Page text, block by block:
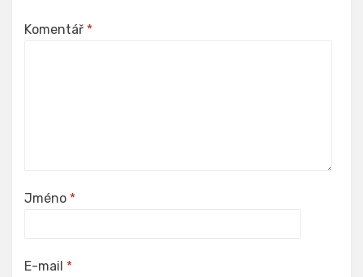
Komentář *
Jméno *
E-mail *